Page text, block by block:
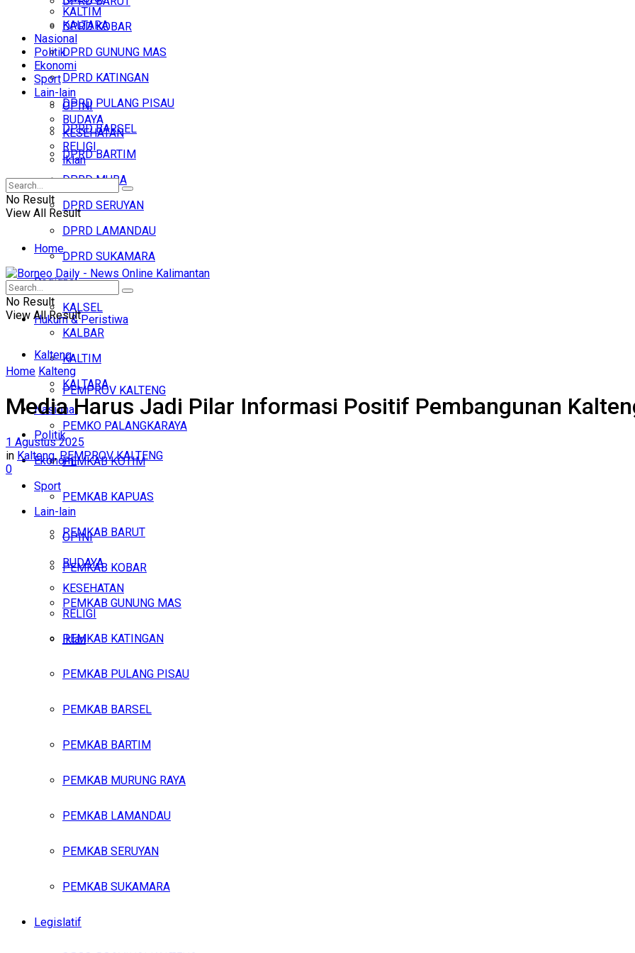
DPRD KOBAR
DPRD GUNUNG MAS
DPRD KATINGAN
DPRD PULANG PISAU
DPRD BARSEL
DPRD BARTIM
DPRD MURA
DPRD SERUYAN
DPRD LAMANDAU
DPRD SUKAMARA
Regional
KALSEL
KALBAR
KALTIM
KALTARA
Nasional
Politik
Ekonomi
Sport
Lain-lain
OPINI
BUDAYA
KESEHATAN
RELIGI
Iklan
Minggu, Agustus 9, 2026
KALTIM
KALTARA
Nasional
Politik
Ekonomi
Sport
Lain-lain
OPINI
BUDAYA
KESEHATAN
RELIGI
Iklan
No Result
View All Result
Home
Headline
Hukum & Peristiwa
Kalteng
PEMPROV KALTENG
PEMKO PALANGKARAYA
PEMKAB KOTIM
PEMKAB KAPUAS
PEMKAB BARUT
PEMKAB KOBAR
PEMKAB GUNUNG MAS
PEMKAB KATINGAN
PEMKAB PULANG PISAU
PEMKAB BARSEL
PEMKAB BARTIM
PEMKAB MURUNG RAYA
PEMKAB LAMANDAU
PEMKAB SERUYAN
PEMKAB SUKAMARA
Legislatif
No Result
View All Result
Home Kalteng
Media Harus Jadi Pilar Informasi Positif Pembangunan
1 Agustus 2025
in Kalteng,PEMPROV KALTENG
0